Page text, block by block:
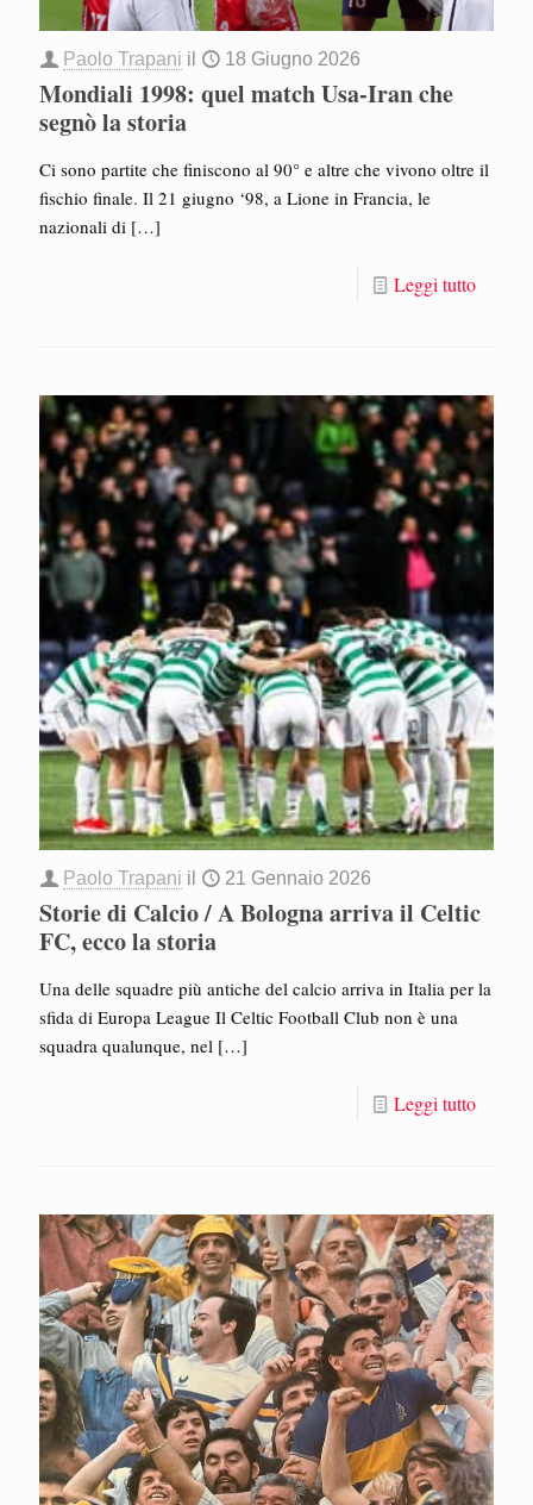
Paolo Trapani il 18 Giugno 2026
Mondiali 1998: quel match Usa-Iran che
segnò la storia
Ci sono partite che finiscono al 90° e altre che vivono oltre il
fischio finale. Il 21 giugno ‘98, a Lione in Francia, le
nazionali di […]
Leggi tutto
Paolo Trapani il 21 Gennaio 2026
Storie di Calcio / A Bologna arriva il Celtic
FC, ecco la storia
Una delle squadre più antiche del calcio arriva in Italia per la
sfida di Europa League Il Celtic Football Club non è una
squadra qualunque, nel […]
Leggi tutto